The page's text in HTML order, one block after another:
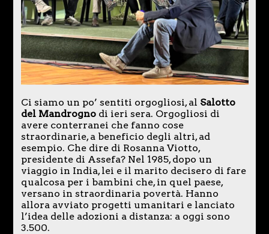
Ci siamo un po’ sentiti orgogliosi, al Salotto
del Mandrogno di ieri sera. Orgogliosi di
avere conterranei che fanno cose
straordinarie, a beneficio degli altri, ad
esempio. Che dire di Rosanna Viotto,
presidente di Assefa? Nel 1985, dopo un
viaggio in India, lei e il marito decisero di fare
qualcosa per i bambini che, in quel paese,
versano in straordinaria povertà. Hanno
allora avviato progetti umanitari e lanciato
l’idea delle adozioni a distanza: a oggi sono
3.500.